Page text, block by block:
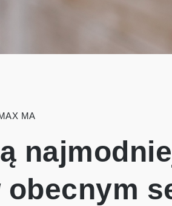
MA
obecnym